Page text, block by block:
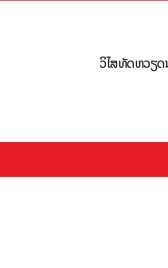
ວິໄສທັດຫວຽດນ